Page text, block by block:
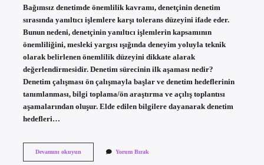
Bağımsız denetimde önemlilik kavramı, denetçinin denetim
sırasında yanıltıcı işlemlere karşı tolerans düzeyini ifade eder.
Bunun nedeni, denetçinin yanıltıcı işlemlerin kapsamının
önemliliğini, mesleki yargısı ışığında deneyim yoluyla teknik
olarak belirlenen önemlilik düzeyini dikkate alarak
değerlendirmesidir. Denetim sürecinin ilk aşaması nedir?
Denetim çalışması ön çalışmayla başlar ve denetim hedeflerinin
tanımlanması, bilgi toplama/ön araştırma ve açılış toplantısı
aşamalarından oluşur. Elde edilen bilgilere dayanarak denetim
hedefleri…
Devamını okuyunÖnemlilik
Yorum Bırak